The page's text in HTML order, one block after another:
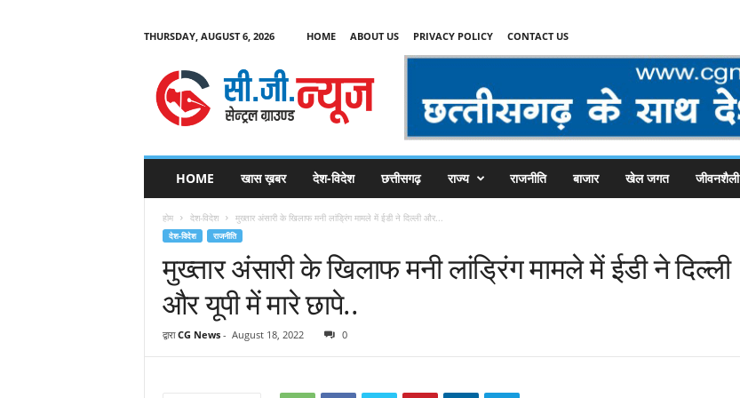
THURSDAY, AUGUST 6, 2026 HOME ABOUT US PRIVACY POLICY CONTACT US
C
HOME खास ख़बर देश-विदेश छत्तीसगढ़ राज्य राजनीति बाजार खेल जगत जीवनशैली
होम देश-विदेश मुख्तार अंसारी के खिलाफ मनी लांड्रिंग मामले में ईडी ने दिल्ली और...
देश-विदेश राजनीति
मुख्तार अंसारी के खिलाफ मनी लांड्रिंग मामले में ईडी ने दिल्ली
और यूपी में मारे छापे..
द्वारा CG News- August 18, 2022 0